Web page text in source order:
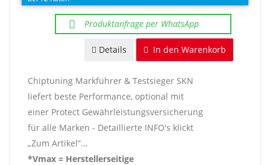
Produktanfrage per WhatsApp
In den Warenkorb
Details
Chiptuning Markführer & Testsieger SKN
liefert beste Performance, optional mit
einer Protect Gewährleistungsversicherung
für alle Marken - Detaillierte INFO's klickt
„Zum Artikel“...
*Vmax = Herstellerseitige